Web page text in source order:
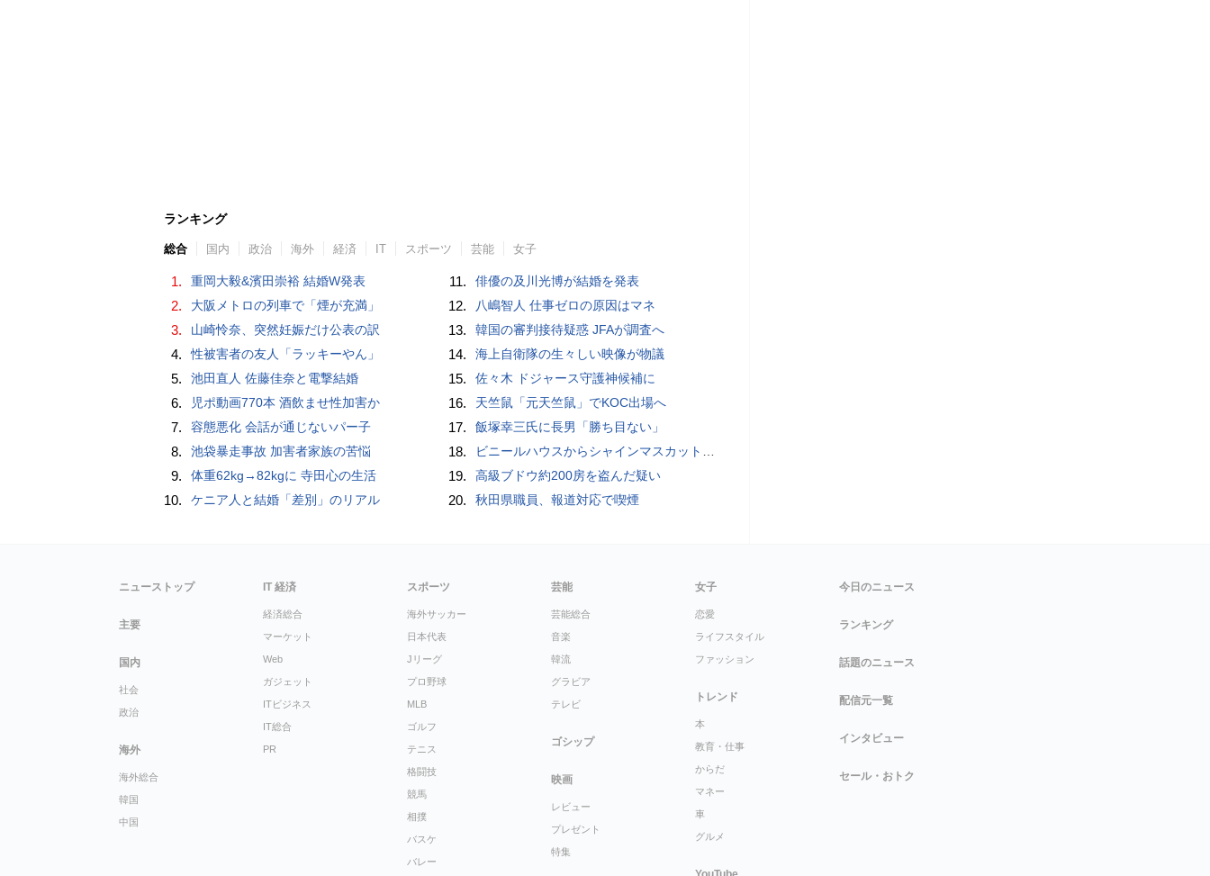
ランキング
総合 国内 政治 海外 経済 IT スポーツ 芸能 女子
1. 重岡大毅&濱田崇裕 結婚W発表
2. 大阪メトロの列車で「煙が充満」
3. 山崎怜奈、突然妊娠だけ公表の訳
4. 性被害者の友人「ラッキーやん」
5. 池田直人 佐藤佳奈と電撃結婚
6. 児ポ動画770本 酒飲ませ性加害か
7. 容態悪化 会話が通じないパー子
8. 池袋暴走事故 加害者家族の苦悩
9. 体重62kg→82kgに 寺田心の生活
10. ケニア人と結婚「差別」のリアル
11. 俳優の及川光博が結婚を発表
12. 八嶋智人 仕事ゼロの原因はマネ
13. 韓国の審判接待疑惑 JFAが調査へ
14. 海上自衛隊の生々しい映像が物議
15. 佐々木 ドジャース守護神候補に
16. 天竺鼠「元天竺鼠」でKOC出場へ
17. 飯塚幸三氏に長男「勝ち目ない」
18. ビニールハウスからシャインマスカット約200房を盗んだ疑い ネットで販売か 無職の男（42）逮捕 岡山県警
19. 高級ブドウ約200房を盗んだ疑い
20. 秋田県職員、報道対応で喫煙
ニューストップ
主要
国内
社会
政治
海外
海外総合
韓国
中国
IT 経済
経済総合
マーケット
Web
ガジェット
ITビジネス
IT総合
PR
スポーツ
海外サッカー
日本代表
Jリーグ
プロ野球
MLB
ゴルフ
テニス
格闘技
競馬
相撲
バスケ
バレー
芸能
芸能総合
音楽
韓流
グラビア
テレビ
ゴシップ
映画
レビュー
プレゼント
特集
女子
恋愛
ライフスタイル
ファッション
トレンド
本
教育・仕事
からだ
マネー
車
グルメ
今日のニュース
ランキング
話題のニュース
配信元一覧
インタビュー
セール・おトク